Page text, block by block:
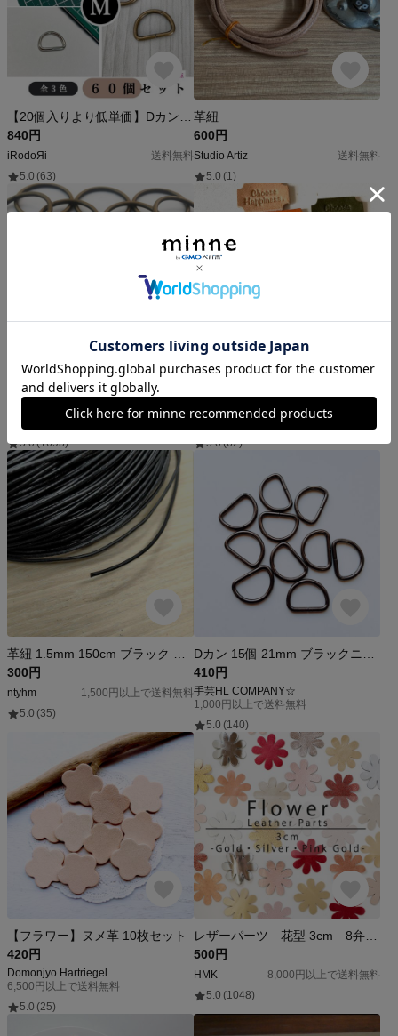
840円
iRodoЯi
送料無料
5.0 (63)
革紐
600円
Studio Artiz
送料無料
5.0 (1)
5.0(1693)
5.0(62)
300円
ntyhm
1,500円以上で送料無料
5.0 (35)
410円
手芸HL COMPANY☆
1,000円以上で送料無料
5.0 (140)
【フラワー】ヌメ革 10枚セット
420円
Domonjyo.Hartriegel
6,500円以上で送料無料
5.0 (25)
500円
HMK
8,000円以上で送料無料
5.0 (1048)